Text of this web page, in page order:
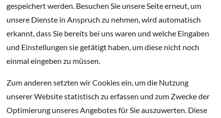
gespeichert werden. Besuchen Sie unsere Seite erneut, um
unsere Dienste in Anspruch zu nehmen, wird automatisch
erkannt, dass Sie bereits bei uns waren und welche Eingaben
und Einstellungen sie getätigt haben, um diese nicht noch
einmal eingeben zu müssen.
Zum anderen setzten wir Cookies ein, um die Nutzung
unserer Website statistisch zu erfassen und zum Zwecke der
Optimierung unseres Angebotes für Sie auszuwerten. Diese